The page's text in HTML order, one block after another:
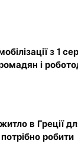
з 1
і
в Греції
робити